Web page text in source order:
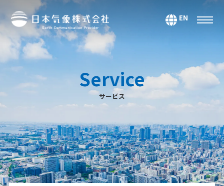
EN
サービス
気候・大気海洋
マーケティング＆アナリティクス
防災・危機管理
データ＆コンテンツ
システムインテグレーション
セミナー・スクール
Service
サービス